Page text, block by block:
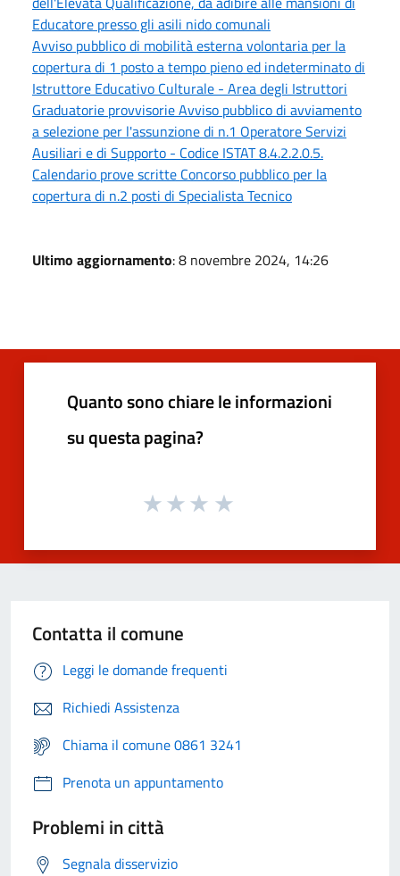
Educatore presso gli asili nido comunali
Avviso pubblico di mobilità esterna volontaria per la
copertura di 1 posto a tempo pieno ed indeterminato di
Istruttore Educativo Culturale - Area degli Istruttori
Graduatorie provvisorie Avviso pubblico di avviamento
a selezione per l'assunzione di n.1 Operatore Servizi
Ausiliari e di Supporto - Codice ISTAT 8.4.2.2.0.5.
Calendario prove scritte Concorso pubblico per la
copertura di n.2 posti di Specialista Tecnico
Ultimo aggiornamento: 8 novembre 2024, 14:26
Quanto sono chiare le informazioni
su questa pagina?
Contatta il comune
Leggi le domande frequenti
Richiedi Assistenza
Chiama il comune 0861 3241
Prenota un appuntamento
Problemi in città
Segnala disservizio